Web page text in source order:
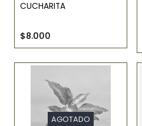
CUCHARITA
$8.000
AGOTADO